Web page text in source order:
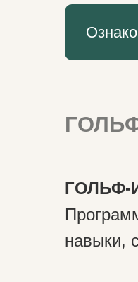
ГОЛЬФ-
навыки,